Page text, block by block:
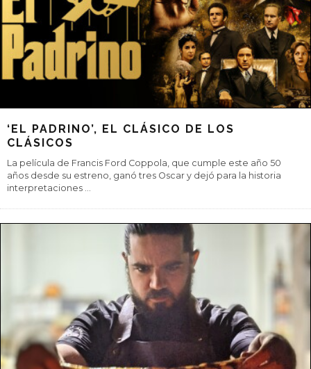
NADAL Y ALCARAZ, ¿POR QUÉ QUEDARSE
CON UNO?
Presente y futuro del tenis español, el murciano es mirado con
lupa pese a sus 19 años recién cumplidos. ¿Es necesario
compararlos? Disfrute...
‘EL PADRINO’, EL CLÁSICO DE LOS
CLÁSICOS